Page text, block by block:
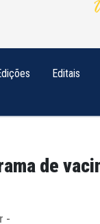
Editais
de
-